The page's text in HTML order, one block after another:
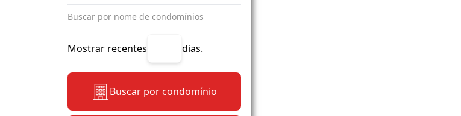
Mostrar recentes dias.
Buscar por condomínio